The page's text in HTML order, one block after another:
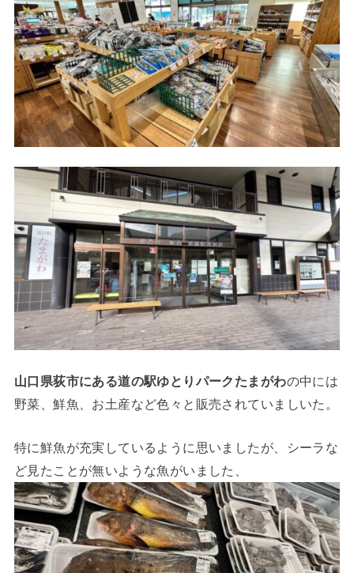
山口県荻市にある道の駅ゆとりパークたまがわの中には
野菜、鮮魚、お土産など色々と販売されていましいた。
特に鮮魚が充実しているように思いましたが、シーラな
ど見たことが無いような魚がいました、